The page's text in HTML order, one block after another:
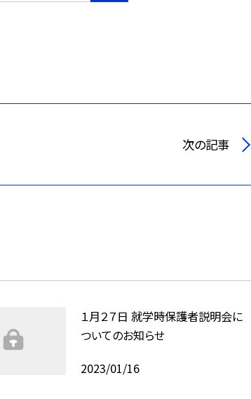
次の記事
１月２７日 就学時保護者説明会に
ついてのお知らせ
2023/01/16